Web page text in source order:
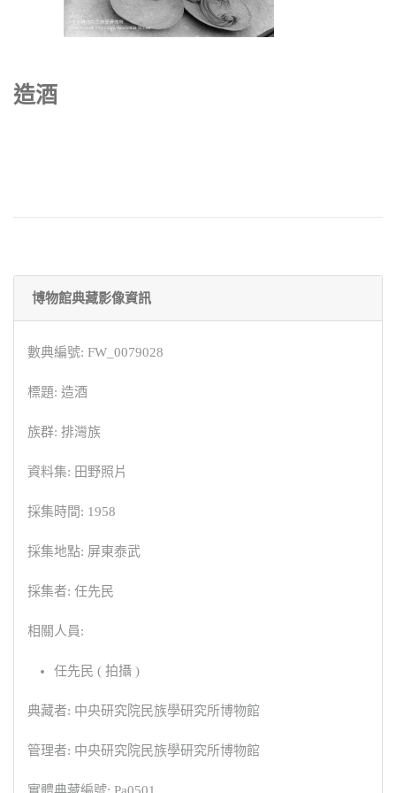
造酒
博物館典藏影像資訊
數典編號: FW_0079028
標題: 造酒
族群: 排灣族
資料集: 田野照片
採集時間: 1958
採集地點: 屏東泰武
採集者: 任先民
相關人員:
任先民 ( 拍攝 )
典藏者: 中央研究院民族學研究所博物館
管理者: 中央研究院民族學研究所博物館